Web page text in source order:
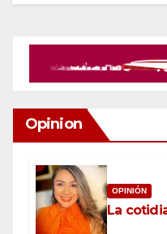
Opinion
OPINIÓN
La